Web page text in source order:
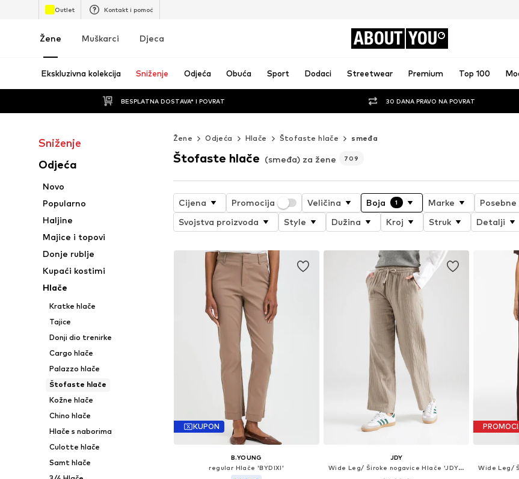
Outlet Kontakt i pomoć
Žene Muškarci Djeca ABOUT YOU
Ekskluzivna kolekcija Sniženje Odjeća Obuća Sport Dodaci Streetwear Premium Top 100
BESPLATNA DOSTAVA* I POVRAT 30 DANA PRAVO NA POVRAT
Sniženje
Odjeća
Novo
Popularno
Haljine
Majice i topovi
Donje rublje
Kupaći kostimi
Hlače
Kratke hlače
Tajice
Donji dio trenirke
Cargo hlače
Palazzo hlače
Štofaste hlače
Kožne hlače
Chino hlače
Hlače s naborima
Culotte hlače
Samt hlače
Žene Odjeća Hlače Štofaste hlače smeđa
Štofaste hlače (smeđa) za žene 709
Cijena Promocija Veličina Boja 1 Marke
Svojstva proizvoda
Style Dužina Kroj Struk Detalji
KUPON
B.YOUNG
regular Hlače 'BYDIXI'
JDY
Wide Leg/ Široke nogavice Hlače 'JDYTheis'